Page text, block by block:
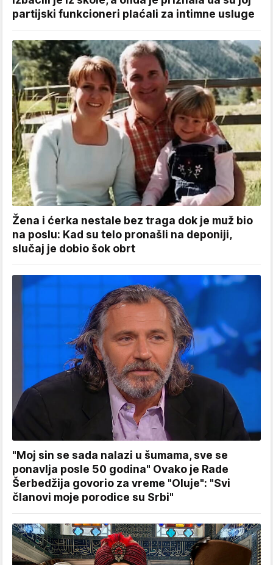
partijski funkcioneri plaćali za intimne usluge
Žena i ćerka nestale bez traga dok je muž bio
na poslu: Kad su telo pronašli na deponiji,
slučaj je dobio šok obrt
"Moj sin se sada nalazi u šumama, sve se
ponavlja posle 50 godina" Ovako je Rade
Šerbedžija govorio za vreme "Oluje": "Svi
članovi moje porodice su Srbi"